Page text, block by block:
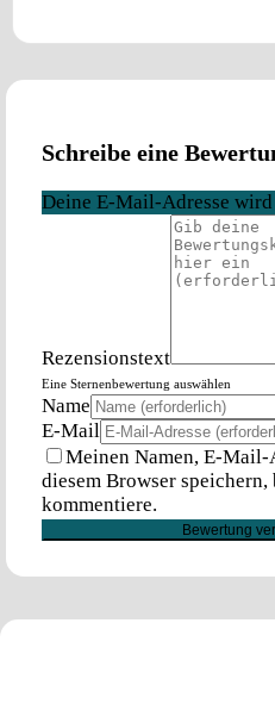
Schreibe eine
Deine E-Mail-Adresse
Rezensionstext
Eine Sternenbewertung auswählen
Name
E-Mail
Meinen Namen, E-Mail-
diesem Browser
kommentiere.